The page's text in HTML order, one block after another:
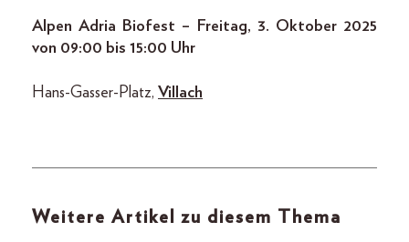
Alpen Adria Biofest – Freitag, 3. Oktober 2025
von 09:00 bis 15:00 Uhr
Hans-Gasser-Platz, Villach
Weitere Artikel zu diesem Thema